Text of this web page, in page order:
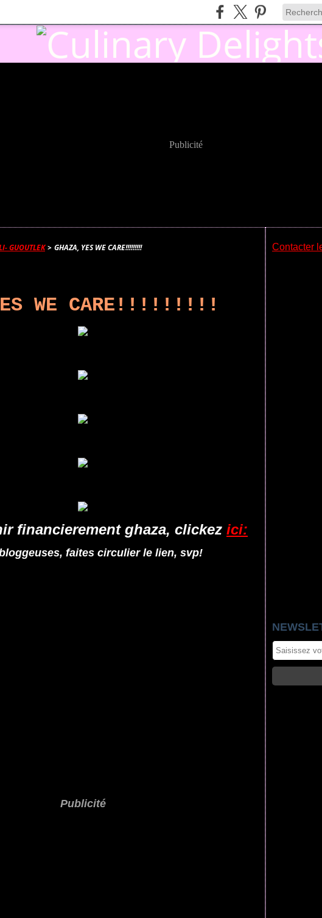
Publicité
GUOUTLEK > GHAZA, YES WE CARE!!!!!!!!!
WE CARE!!!!!!!!!
financierement ghaza, clickez ici:
faites circulier le lien, svp!
Publicité
Contacter